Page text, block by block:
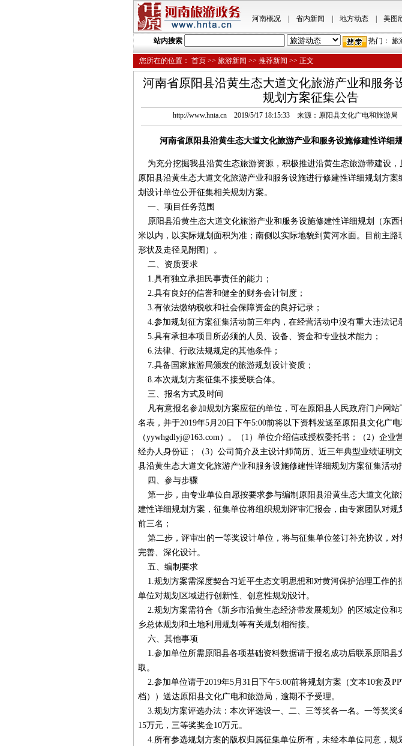
河南概况| 省内新闻 地方动态| 美图
站内搜索 热门： 旅
您所在的位置： 首页 >> 旅游新闻 >> 推荐新闻 >> 正文
河南省原阳县沿黄生态大道文化旅游产业和服务
规划方案征集公告
http://www.hnta.cn 2019/5/17 18:15:33 来源：原阳县文化广电和旅游局
河南省原阳县沿黄生态大道文化旅游产业和服务设施修建性详细
为充分挖掘我县沿黄生态旅游资源，积极推进沿黄生态旅游带建设，
原阳县沿黄生态大道文化旅游产业和服务设施进行修建性详细规划方案
划设计单位公开征集相关规划方案。
一、项目任务范围
原阳县沿黄生态大道文化旅游产业和服务设施修建性详细规划（东西
米以内，以实际规划面积为准；南侧以实际地貌到黄河水面。目前主路
形状及走径见附图）。
二、资质要求
1.具有独立承担民事责任的能力；
2.具有良好的信誉和健全的财务会计制度；
3.有依法缴纳税收和社会保障资金的良好记录；
4.参加规划征方案征集活动前三年内，在经营活动中没有重大违法记
5.具有承担本项目所必须的人员、设备、资金和专业技术能力；
6.法律、行政法规规定的其他条件；
7.具备国家旅游局颁发的旅游规划设计资质；
8.本次规划方案征集不接受联合体。
三、报名方式及时间
凡有意报名参加规划方案应征的单位，可在原阳县人民政府门户网站
名表，并于2019年5月20日下午5:00前将以下资料发送至原阳县文化广
（yywhgdlyj@163.com）。（1）单位介绍信或授权委托书；（2）企业
经办人身份证；（3）公司简介及主设计师简历、近三年典型业绩证明
县沿黄生态大道文化旅游产业和服务设施修建性详细规划方案征集活动
四、参与步骤
第一步，由专业单位自愿按要求参与编制原阳县沿黄生态大道文化旅
建性详细规划方案，征集单位将组织规划评审汇报会，由专家团队对规
前三名；
第二步，评审出的一等奖设计单位，将与征集单位签订补充协议，对
完善、深化设计。
五、编制要求
1.规划方案需深度契合习近平生态文明思想和对黄河保护治理工作的
单位对规划区域进行创新性、创意性规划设计。
2.规划方案需符合《新乡市沿黄生态经济带发展规划》的区域定位和
乡总体规划和土地利用规划等有关规划相衔接。
六、其他事项
1.参加单位所需原阳县各项基础资料数据请于报名成功后联系原阳县
取。
2.参加单位请于2019年5月31日下午5:00前将规划方案（文本10套及
档））送达原阳县文化广电和旅游局，逾期不予受理。
3.规划方案评选办法：本次评选设一、二、三等奖各一名。一等奖奖
15万元，三等奖奖金10万元。
4.所有参选规划方案的版权归属征集单位所有，未经本单位同意，规